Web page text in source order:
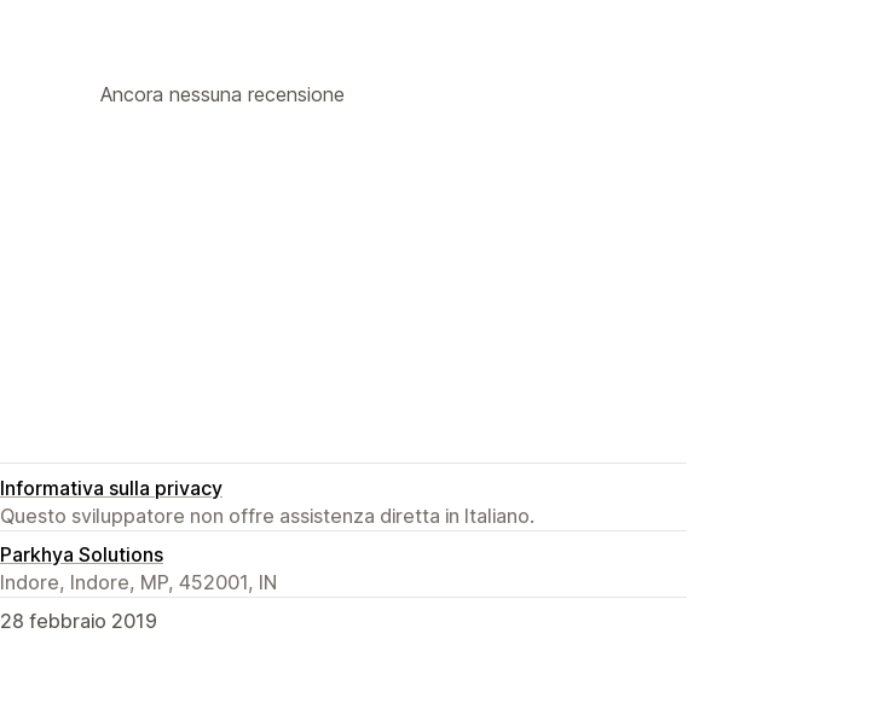
Ancora nessuna recensione
Informativa sulla privacy
Questo sviluppatore non offre assistenza diretta in Italiano.
Parkhya Solutions
Indore, Indore, MP, 452001, IN
28 febbraio 2019